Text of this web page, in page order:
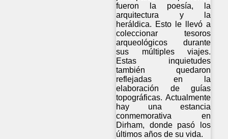
fueron la poesía, la
arquitectura y la
heráldica. Esto le llevó a
coleccionar tesoros
arqueológicos durante
sus múltiples viajes.
Estas inquietudes
también quedaron
reflejadas en la
elaboración de guías
topográficas. Actualmente
hay una estancia
conmemorativa en
Dirham, donde pasó los
últimos años de su vida.